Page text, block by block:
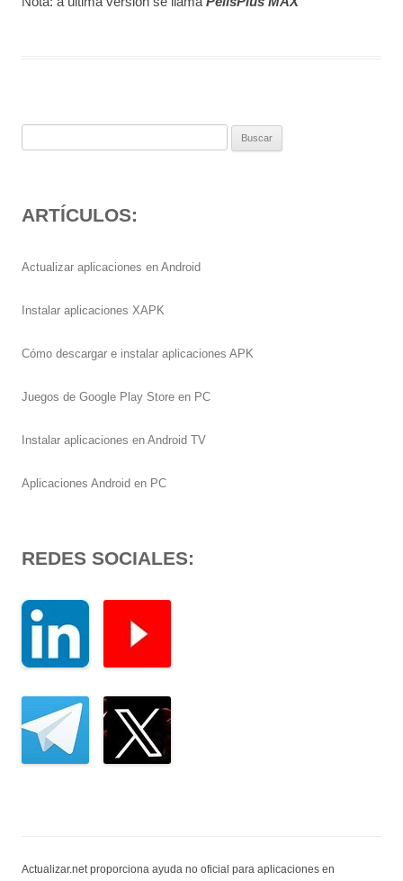
ARTÍCULOS:
Actualizar aplicaciones en Android
Instalar aplicaciones XAPK
Cómo descargar e instalar aplicaciones APK
Juegos de Google Play Store en PC
Instalar aplicaciones en Android TV
Aplicaciones Android en PC
REDES SOCIALES:
Actualizar.net proporciona ayuda no oficial para aplicaciones en